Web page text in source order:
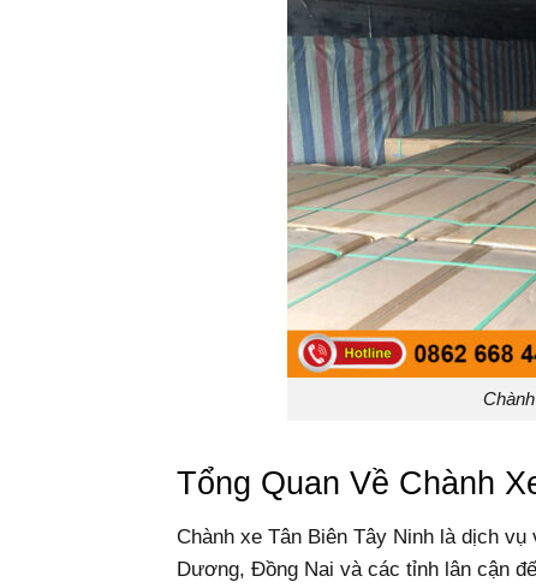
Tổng Quan Về Chành
Chành xe Tân Biên Tây Ninh là dịch
Dương, Đồng Nai và các tỉnh lân cận